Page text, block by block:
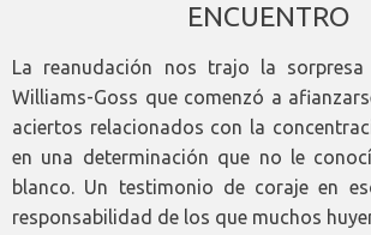
ENCUENTRO
La reanudación nos trajo la
Williams-Goss que comenzó a
aciertos relacionados con la
en una determinación que no le
blanco. Un testimonio de coraje en
responsabilidad de los que muchos